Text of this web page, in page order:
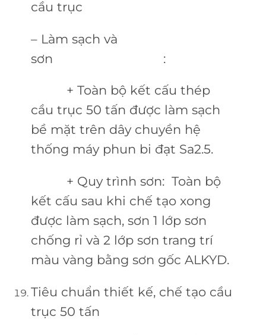
cầu trục
– Làm sạch và
sơn :
+ Toàn bộ kết cấu thép
cầu trục 50 tấn được làm sạch
bề mặt trên dây chuyền hệ
thống máy phun bi đạt Sa2.5.
+ Quy trình sơn: Toàn bộ
kết cấu sau khi chế tạo xong
được làm sạch, sơn 1 lớp sơn
chống rỉ và 2 lớp sơn trang trí
màu vàng bằng sơn gốc ALKYD.
Tiêu chuẩn thiết kế, chế tạo cầu
trục 50 tấn